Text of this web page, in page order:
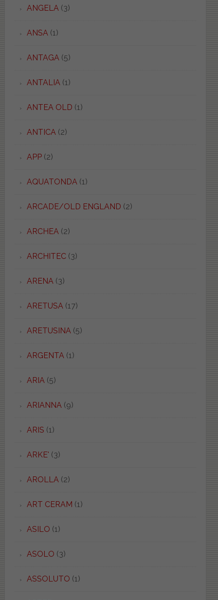
ANGELA(3)
ANSA(1)
ANTAGA(5)
ANTALIA(1)
ANTEA OLD (1)
ANTICA(2)
APP(2)
AQUATONDA(1)
ARCADE/OLD ENGLAND (2)
ARCHEA(2)
ARCHITEC(3)
ARENA(3)
ARETUSA(17)
ARETUSINA(5)
ARGENTA(1)
ARIA(5)
ARIANNA(9)
ARIS (1)
ARKE' (3)
AROLLA(2)
ART CERAM (1)
ASILO (1)
ASOLO (3)
ASSOLUTO (1)